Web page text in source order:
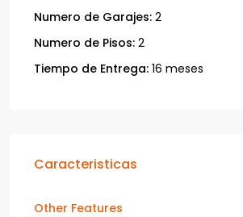
Numero de Garajes: 2
Numero de Pisos: 2
Tiempo de Entrega: 16 meses
Caracteristicas
Other Features